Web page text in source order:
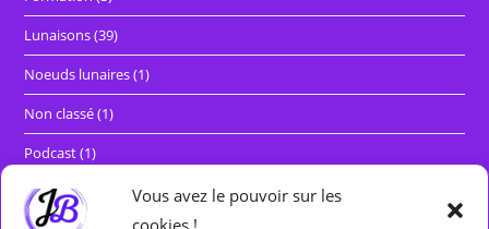
Vous avez le pouvoir sur les
cookies !
Lunaisons(39)
Noeuds lunaires(1)
Non classé(1)
Podcast(1)
Rétrogradations et marches directes(29)